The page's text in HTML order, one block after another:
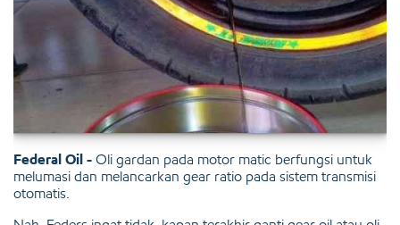
Federal Oil - Oli gardan pada motor matic berfungsi untuk
melumasi dan melancarkan gear ratio pada sistem transmisi
otomatis.